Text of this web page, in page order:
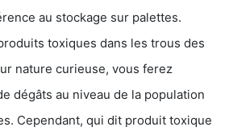
au stockage sur palettes.
toxiques dans les trous des
nature curieuse, vous ferez
dégâts au niveau de la population
Cependant, qui dit produit toxique